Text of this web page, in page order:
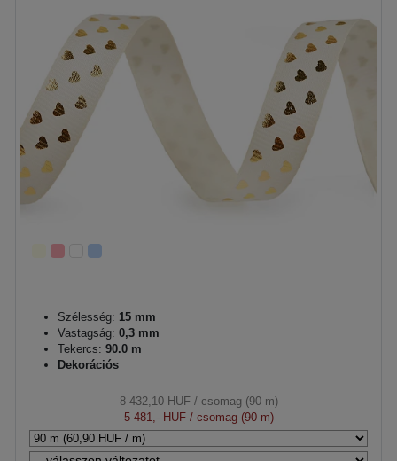
Szélesség: 15 mm
Vastagság: 0,3 mm
Tekercs: 90.0 m
Dekorációs
8 432,10 HUF/ csomag (90 m)
5 481,- HUF/ csomag (90 m)